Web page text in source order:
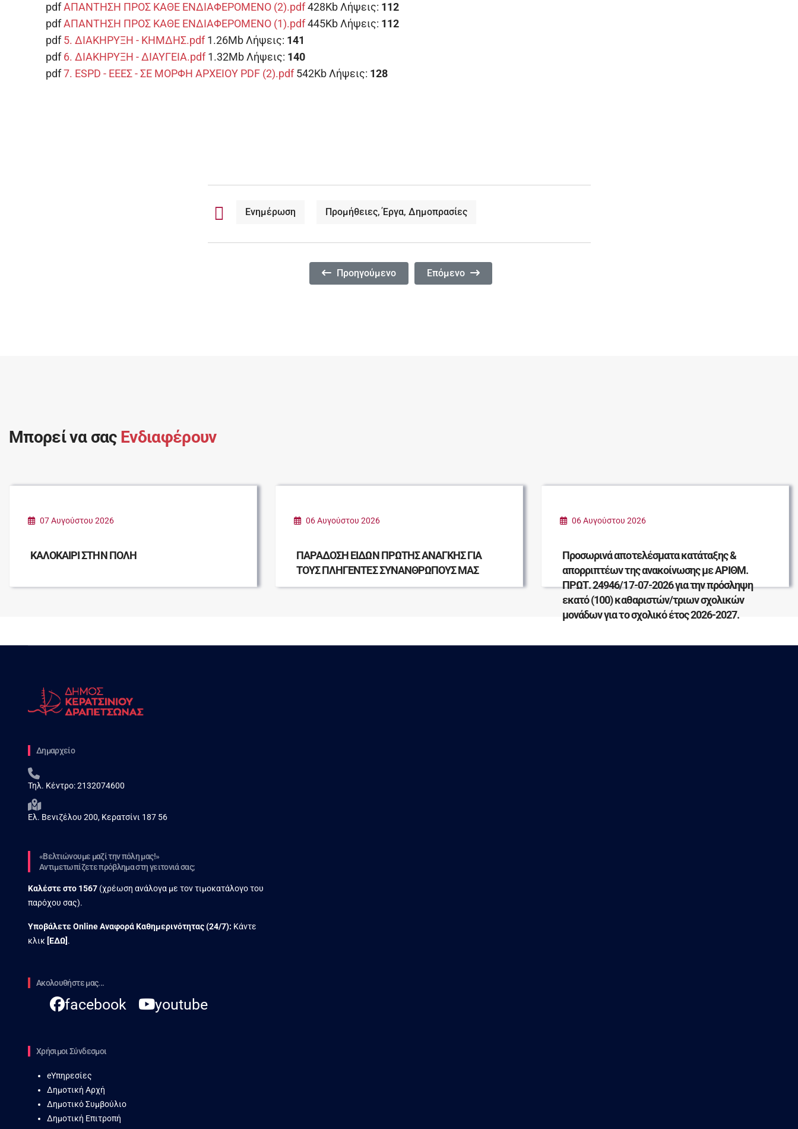
pdfΑΠΑΝΤΗΣΗ ΠΡΟΣ ΚΑΘΕ ΕΝΔΙΑΦΕΡΟΜΕΝΟ (2).pdf428KbΛήψεις: 112
pdfΑΠΑΝΤΗΣΗ ΠΡΟΣ ΚΑΘΕ ΕΝΔΙΑΦΕΡΟΜΕΝΟ (1).pdf445KbΛήψεις: 112
pdf 5. ΔΙΑΚΗΡΥΞΗ - ΚΗΜΔΗΣ.pdf 1.26MbΛήψεις: 141
pdf 6. ΔΙΑΚΗΡΥΞΗ - ΔΙΑΥΓΕΙΑ.pdf 1.32MbΛήψεις: 140
pdf7. ESPD - ΕΕΕΣ - ΣΕ ΜΟΡΦΗ ΑΡΧΕΙΟΥ PDF (2).pdf 542KbΛήψεις: 128
Ενημέρωση Προμήθειες, Έργα, Δημοπρασίες
Προηγούμενο Άρθρο: Πρόσκληση Υποβολής Προσφοράς Προμήθειας Και Παροχής Υπηρεσιών Για Τη
Προηγούμενο Επόμενο Άρθρο: Επαναληπτική Μειοδοτική Φανερή Δημοπρασία Μίσθωσης Ισόγειου
Επόμενο
Μπορεί να σας Ενδιαφέρουν
07 Αυγούστου 2026
ΚΑΛΟΚΑΙΡΙ ΣΤΗΝ ΠΟΛΗ
06 Αυγούστου 2026
ΠΑΡΑΔΟΣΗ ΕΙΔΩΝ ΠΡΩΤΗΣ ΑΝΑΓΚΗΣ ΓΙΑ
ΤΟΥΣ ΠΛΗΓΕΝΤΕΣ ΣΥΝΑΝΘΡΩΠΟΥΣ ΜΑΣ
06 Αυγούστου 2026
Προσωρινά αποτελέσματα κατάταξης &
απορριπτέων της ανακοίνωσης με ΑΡΙΘΜ.
ΠΡΩΤ. 24946/17-07-2026 για την πρόσληψη
εκατό (100) καθαριστών/τριων σχολικών
μονάδων για το σχολικό έτος 2026-2027.
Δημαρχείο
Τηλ. Κέντρο:2132074600
Ελ. Βενιζέλου 200, Κερατσίνι 187 56
«Βελτιώνουμε μαζί την πόλη μας!»
Αντιμετωπίζετε πρόβλημα στη γειτονιά σας;
Καλέστε στο 1567 (χρέωση ανάλογα με τον τιμοκατάλογο του
παρόχου σας).
Υποβάλετε Online Αναφορά Kαθημερινότητας (24/7): Κάντε
κλικ [ΕΔΩ] .
Ακολουθήστε μας...
facebook youtube
Χρήσιμοι Σύνδεσμοι
eΥπηρεσίες
Δημοτική Αρχή
Δημοτικό Συμβούλιο
Δημοτική Επιτροπή